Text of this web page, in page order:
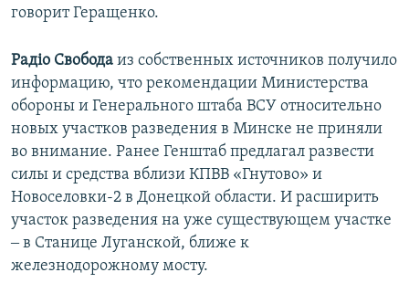
говорит Геращенко.
Радіо Свобода из собственных источников получило
информацию, что рекомендации Министерства
обороны и Генерального штаба ВСУ относительно
новых участков разведения в Минске не приняли
во внимание. Ранее Генштаб предлагал развести
силы и средства вблизи КПВВ «Гнутово» и
Новоселовки-2 в Донецкой области. И расширить
участок разведения на уже существующем участке
‒ в Станице Луганской, ближе к
железнодорожному мосту.